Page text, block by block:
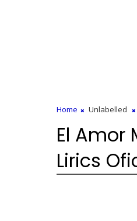
Home Unlabelled
El Amor
Lirics